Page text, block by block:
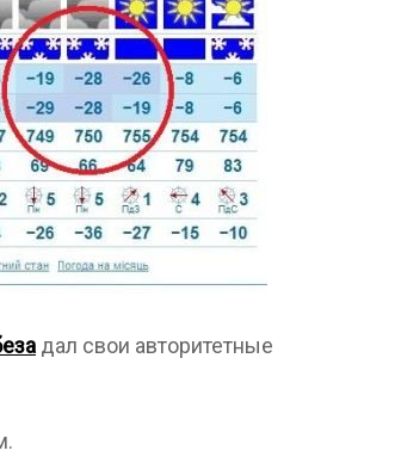
дал свои авторитетные